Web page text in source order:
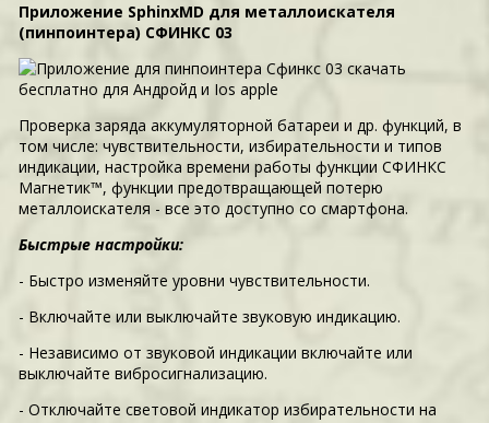
Приложение SphinxMD для металлоискателя
(пинпоинтера) СФИНКС 03
Проверка заряда аккумуляторной батареи и др. функций, в
том числе: чувствительности, избирательности и типов
индикации, настройка времени работы функции СФИНКС
Магнетик™, функции предотвращающей потерю
металлоискателя - все это доступно со смартфона.
Быстрые настройки:
- Быстро изменяйте уровни чувствительности.
- Включайте или выключайте звуковую индикацию.
- Независимо от звуковой индикации включайте или
выключайте вибросигнализацию.
- Отключайте световой индикатор избирательности на